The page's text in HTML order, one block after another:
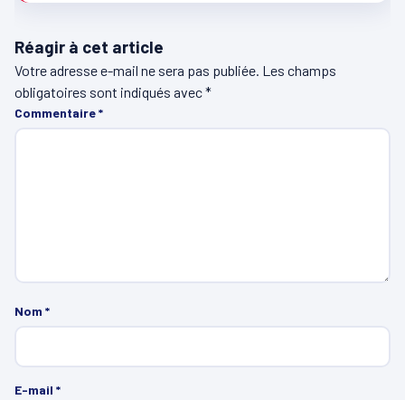
Réagir à cet article
Votre adresse e-mail ne sera pas publiée. Les champs
obligatoires sont indiqués avec*
Commentaire*
Nom *
E-mail *